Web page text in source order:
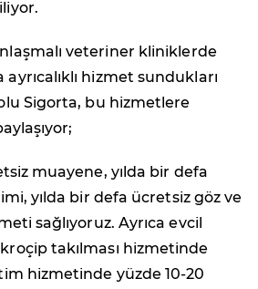
veteriner kliniklerde
hizmet sundukları
Sigorta, bu hizmetlere
muayene, yılda bir defa
yılda bir defa ücretsiz göz ve
sağlıyoruz. Ayrıca evcil
takılması hizmetinde
hizmetinde yüzde 10-20